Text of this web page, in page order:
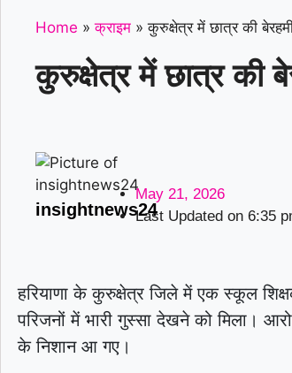
Home » क्राइम » कुरुक्षेत्र में छात्र की
कुरुक्षेत्र में छात्र की
insightnews24
May 21, 2026
Last Updated on 6:35
हरियाणा के कुरुक्षेत्र जिले में एक स्कूल
परिजनों में भारी गुस्सा देखने को मिला।
के निशान आ गए।